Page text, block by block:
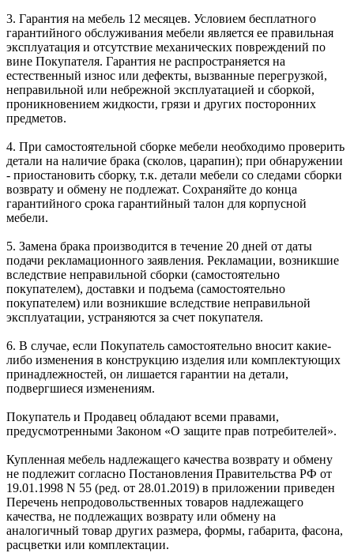
3. Гарантия на мебель 12 месяцев. Условием бесплатного
гарантийного обслуживания мебели является ее правильная
эксплуатация и отсутствие механических повреждений по
вине Покупателя. Гарантия не распространяется на
естественный износ или дефекты, вызванные перегрузкой,
неправильной или небрежной эксплуатацией и сборкой,
проникновением жидкости, грязи и других посторонних
предметов.
4. При самостоятельной сборке мебели необходимо проверить
детали на наличие брака (сколов, царапин); при обнаружении
- приостановить сборку, т.к. детали мебели со следами сборки
возврату и обмену не подлежат. Сохраняйте до конца
гарантийного срока гарантийный талон для корпусной
мебели.
5. Замена брака производится в течение 20 дней от даты
подачи рекламационного заявления. Рекламации, возникшие
вследствие неправильной сборки (самостоятельно
покупателем), доставки и подъема (самостоятельно
покупателем) или возникшие вследствие неправильной
эксплуатации, устраняются за счет покупателя.
6. В случае, если Покупатель самостоятельно вносит какие-
либо изменения в конструкцию изделия или комплектующих
принадлежностей, он лишается гарантии на детали,
подвергшиеся изменениям.
Покупатель и Продавец обладают всеми правами,
предусмотренными Законом «О защите прав потребителей».
Купленная мебель надлежащего качества возврату и обмену
не подлежит согласно Постановления Правительства РФ от
19.01.1998 N 55 (ред. от 28.01.2019) в приложении приведен
Перечень непродовольственных товаров надлежащего
качества, не подлежащих возврату или обмену на
аналогичный товар других размера, формы, габарита, фасона,
расцветки или комплектации.